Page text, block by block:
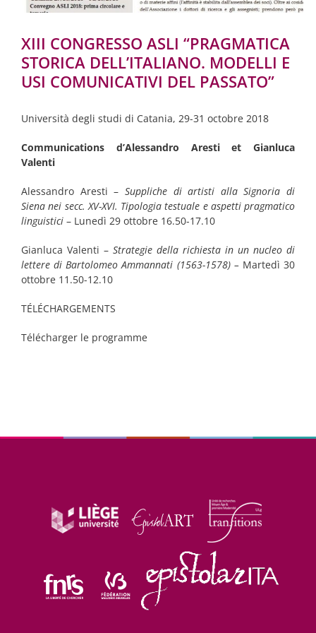
XIII CONGRESSO ASLI “PRAGMATICA
STORICA DELL’ITALIANO. MODELLI E
USI COMUNICATIVI DEL PASSATO”
Università degli studi di Catania, 29-31 octobre 2018
Communications d’Alessandro Aresti et Gianluca
Valenti
Alessandro Aresti – Suppliche di artisti alla Signoria di
Siena nei secc. XV-XVI. Tipologia testuale e aspetti pragmatico
linguistici – Lunedì 29 ottobre 16.50-17.10
Gianluca Valenti – Strategie della richiesta in un nucleo di
lettere di Bartolomeo Ammannati (1563-1578) –Martedì 30
ottobre 11.50-12.10
TÉLÉCHARGEMENTS
Télécharger le programme